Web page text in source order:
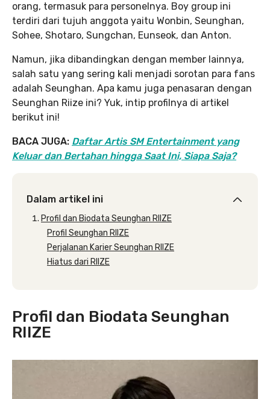
orang, termasuk para personelnya. Boy group ini
terdiri dari tujuh anggota yaitu Wonbin, Seunghan,
Sohee, Shotaro, Sungchan, Eunseok, dan Anton.
Namun, jika dibandingkan dengan member lainnya,
salah satu yang sering kali menjadi sorotan para fans
adalah Seunghan. Apa kamu juga penasaran dengan
Seunghan Riize ini? Yuk, intip profilnya di artikel
berikut ini!
BACA JUGA: Daftar Artis SM Entertainment yang
Keluar dan Bertahan hingga Saat Ini, Siapa Saja?
Dalam artikel ini
Profil dan Biodata Seunghan RIIZE
Profil Seunghan RIIZE
Perjalanan Karier Seunghan RIIZE
Hiatus dari RIIZE
Profil dan Biodata Seunghan
RIIZE